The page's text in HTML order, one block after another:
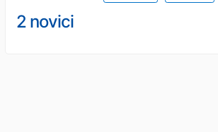
2 novici